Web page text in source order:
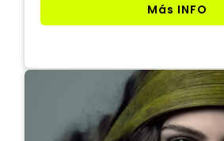
Más INFO